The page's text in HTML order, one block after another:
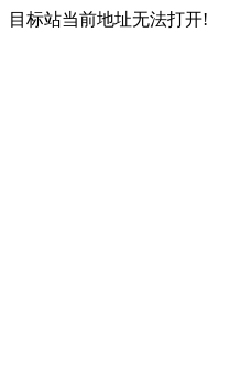
目标站当前地址无法打开!